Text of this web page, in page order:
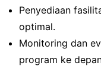
Penyediaan
optimal.
Monitoring dan
program ke